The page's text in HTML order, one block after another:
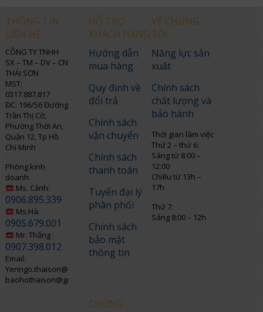
THÔNG TIN
LIÊN HỆ
CÔNG TY TNHH
SX – TM – DV – CN
THÁI SƠN
MST:
0317.887.817
ĐC: 196/56 Đường
Trần Thị Cờ,
Phường Thới An,
Quận 12, Tp Hồ
Chí Minh
Phòng kinh
doanh
Ms. Cảnh:
0906.895.339
Ms.Hà:
0905.679.001
Mr. Thắng :
0907.398.012
Email:
Yenngo.thaison@gmail.com
baohothaison@gmail.com
HỖ TRỢ
KHÁCH HÀNG
Hướng dẫn
mua hàng
Quy định về
đổi trả
Chính sách
vận chuyển
Chính sách
thanh toán
Tuyển đại lý
phân phối
Chính sách
bảo mật
thông tin
CHỨNG
VỀ CHÚNG
TÔI
Năng lực sản
xuất
Chính sách
chất lượng và
bảo hành
Thời gian làm việc
Thứ 2 – thứ 6:
Sáng từ 8:00 –
12:00
Chiều từ 13h –
17h
Thứ 7:
Sáng 8:00 – 12h